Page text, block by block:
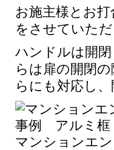
お施主様とお
をさせていた
ハンドルは開
らは扉の開閉
らにも対応し
マンションエ